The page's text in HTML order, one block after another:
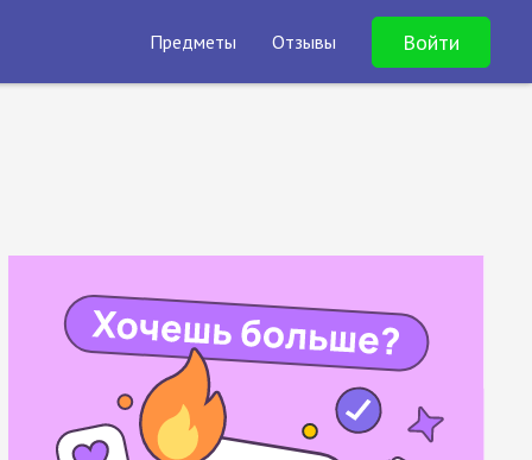
Предметы Отзывы Войти